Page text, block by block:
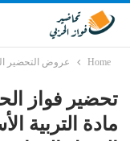
Home عروض التحضير
تحضير فواز
مادة التربية